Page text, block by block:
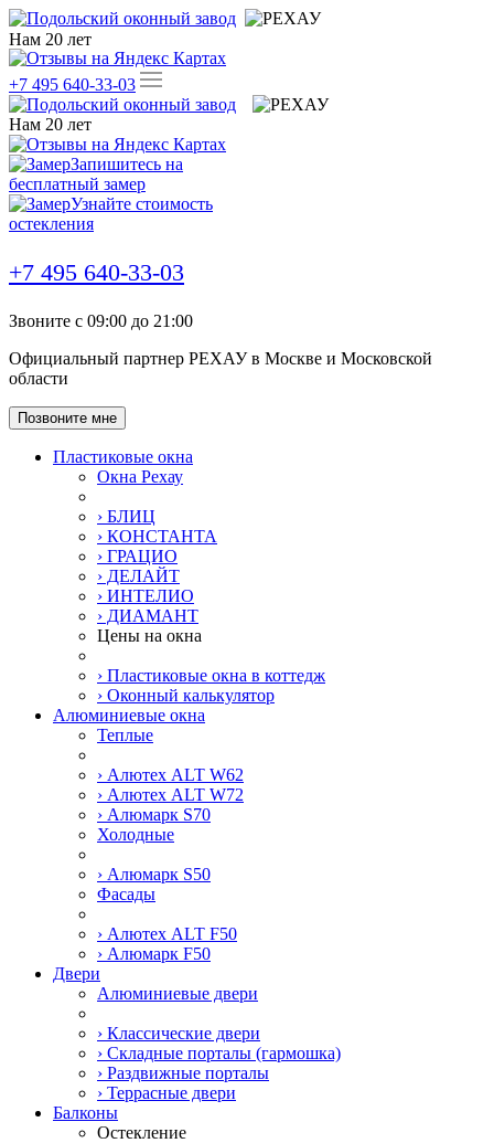
Нам 20 лет
+7 495 640-33-03
Нам 20 лет
Запишитесь на
бесплатный замер
Узнайте стоимость
остекления
+7 495 640-33-03
Звоните с 09:00 до 21:00
Официальный партнер РЕХАУ в Москве и Московской
области
Позвоните мне
Пластиковые окна
Окна Рехау
› БЛИЦ
› КОНСТАНТА
› ГРАЦИО
› ДЕЛАЙТ
› ИНТЕЛИО
› ДИАМАНТ
Цены на окна
› Пластиковые окна в коттедж
› Оконный калькулятор
Алюминиевые окна
Теплые
› Алютех ALT W62
› Алютех ALT W72
› Алюмарк S70
Холодные
› Алюмарк S50
Фасады
› Алютех ALT F50
› Алюмарк F50
Двери
Алюминиевые двери
› Классические двери
› Складные порталы (гармошка)
› Раздвижные порталы
› Террасные двери
Балконы
Остекление